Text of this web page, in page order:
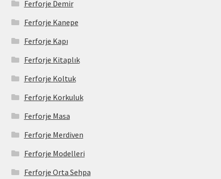
Ferforje Demir
Ferforje Kanepe
Ferforje Kapı
Ferforje Kitaplık
Ferforje Koltuk
Ferforje Korkuluk
Ferforje Masa
Ferforje Merdiven
Ferforje Modelleri
Ferforje Orta Sehpa